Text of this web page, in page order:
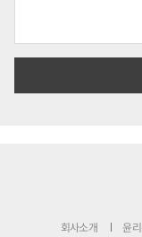
회사소개 윤